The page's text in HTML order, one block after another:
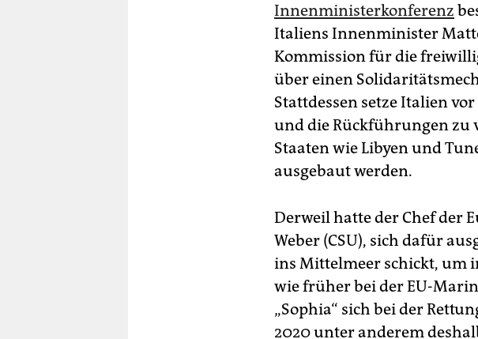
Innenministerkonferenz
Italiens Innenminister
Kommission für die
über einen
Stattdessen setze Italien
und die Rückführungen zu
Staaten wie Libyen und
ausgebaut werden.
Derweil hatte der Chef der
Weber (CSU), sich dafür
ins Mittelmeer schickt, um
wie früher bei der EU-
„Sophia“ sich bei der
2020 unter anderem